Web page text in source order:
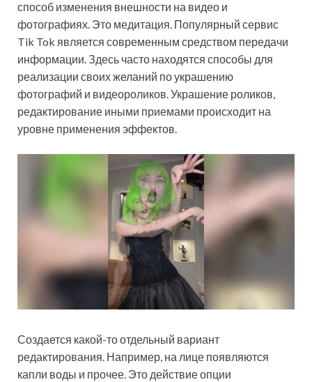
способ изменения внешности на видео и
фотографиях. Это медитация. Популярный сервис
Tik Tok является современным средством передачи
информации. Здесь часто находятся способы для
реализации своих желаний по украшению
фотографий и видеороликов. Украшение роликов,
редактирование иными приемами происходит на
уровне применения эффектов.
Создается какой-то отдельный вариант
редактирования. Например, на лице появляются
капли воды и прочее. Это действие опции